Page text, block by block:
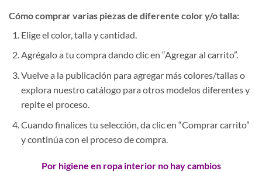
Cómo comprar varias piezas de diferente color y/o talla:
Elige el color, talla y cantidad.
Agrégalo a tu compra dando clic en “Agregar al carrito”.
Vuelve a la publicación para agregar más colores/tallas o
explora nuestro catálogo para otros modelos diferentes y
repite el proceso.
Cuando finalices tu selección, da clic en “Comprar carrito”
y continúa con el proceso de compra.
Por higiene en ropa interior no hay cambios